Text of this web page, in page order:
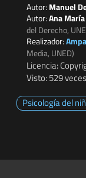
Autor: Manuel
Autor:Ana
del Derecho,
Realizador:
Media, UNED)
Licencia:
Visto: 529 veces
Psicología del